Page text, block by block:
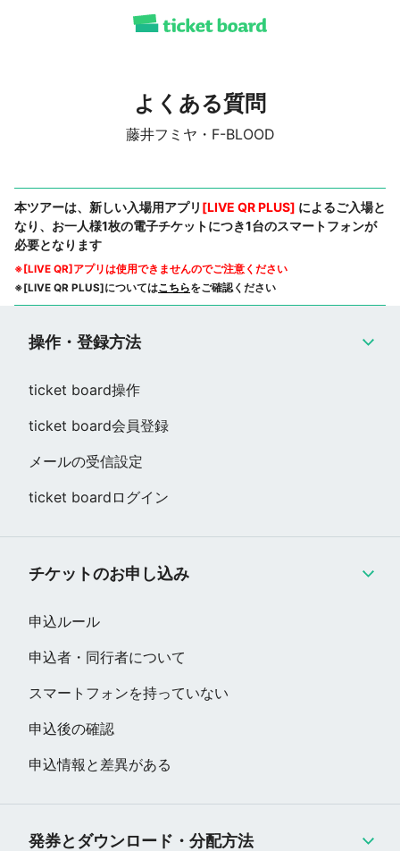
よくある質問
藤井フミヤ・F-BLOOD
本ツアーは、新しい入場用アプリ [LIVE QR PLUS] によるご入場と
なり、お一人様1枚の電子チケットにつき1台のスマートフォンが
必要となります
※[LIVE QR]アプリは使用できませんのでご注意ください
※[LIVE QR PLUS]についてはこちらをご確認ください
操作・登録方法
ticket board操作
ticket board会員登録
メールの受信設定
ticket boardログイン
チケットのお申し込み
申込ルール
申込者・同行者について
スマートフォンを持っていない
申込後の確認
申込情報と差異がある
発券とダウンロード・分配方法